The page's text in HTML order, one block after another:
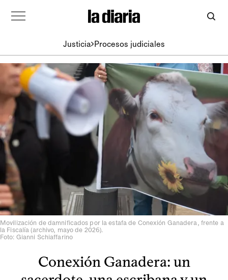
Justicia Procesos judiciales
Movilización de damnificados por la estafa de Conexión Ganadera, frente a
la Fiscalía (archivo, mayo de 2026).
Foto: Gianni Schiaffarino
Conexión Ganadera: un